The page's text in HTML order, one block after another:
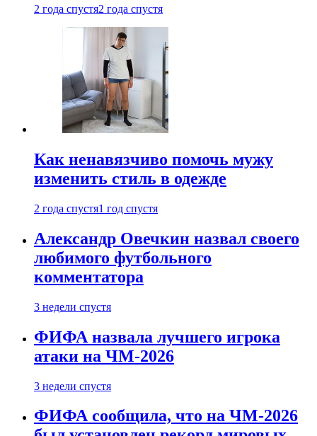
2 года спустя2 года спустя
Как ненавязчиво помочь мужу
изменить стиль в одежде
2 года спустя1 год спустя
Александр Овечкин назвал своего
любимого футбольного
комментатора
3 недели спустя
ФИФА назвала лучшего игрока
атаки на ЧМ-2026
3 недели спустя
ФИФА сообщила, что на ЧМ-2026